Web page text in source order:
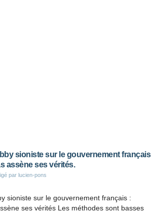
sioniste sur le gouvernement français
assène ses vérités.
par lucien-pons
sioniste sur le gouvernement français :
ses vérités Les méthodes sont basses